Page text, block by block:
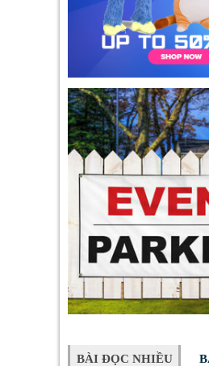
BÀI ĐỌC NHIỀU